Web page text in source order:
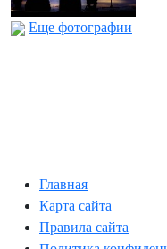
Еще фотографии
Главная
Карта сайта
Правила сайта